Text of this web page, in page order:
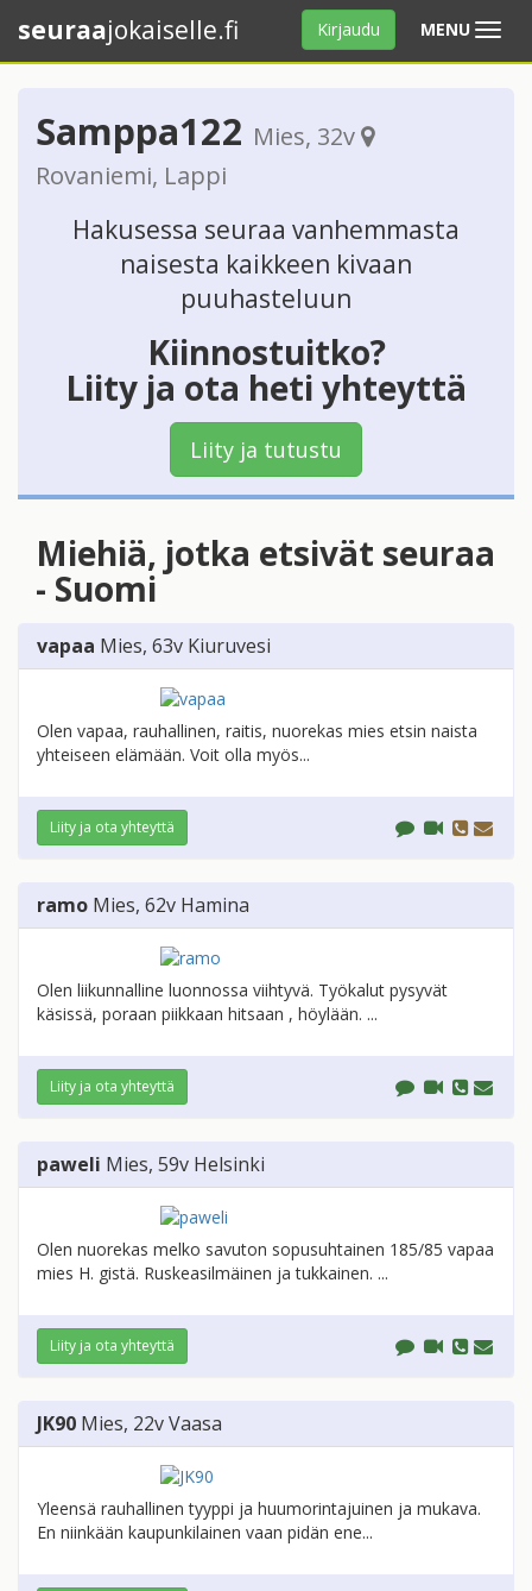
MENU Avaa
valikko
seuraajokaiselle.fi Kirjaudu
Samppa122 Mies, 32v
Rovaniemi, Lappi
Hakusessa seuraa vanhemmasta
naisesta kaikkeen kivaan
puuhasteluun
Kiinnostuitko?
Liity ja ota heti yhteyttä
Liity ja tutustu
Miehiä, jotka etsivät seuraa
- Suomi
vapaa Mies, 63v Kiuruvesi
Olen vapaa, rauhallinen, raitis, nuorekas mies etsin naista
yhteiseen elämään. Voit olla myös...
Liity ja ota yhteyttä
ramo Mies, 62v Hamina
Olen liikunnalline luonnossa viihtyvä. Työkalut pysyvät
käsissä, poraan piikkaan hitsaan , höylään. ...
Liity ja ota yhteyttä
paweli Mies, 59v Helsinki
Olen nuorekas melko savuton sopusuhtainen 185/85 vapaa
mies H. gistä. Ruskeasilmäinen ja tukkainen. ...
Liity ja ota yhteyttä
JK90 Mies, 22vVaasa
Yleensä rauhallinen tyyppi ja huumorintajuinen ja mukava.
En niinkään kaupunkilainen vaan pidän ene...